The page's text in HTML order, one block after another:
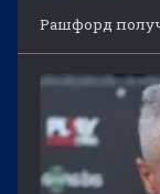
Рашфорд